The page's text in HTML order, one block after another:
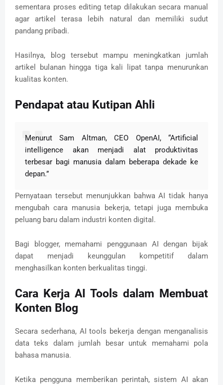
sementara proses editing tetap dilakukan secara manual
agar artikel terasa lebih natural dan memiliki sudut
pandang pribadi.
Hasilnya, blog tersebut mampu meningkatkan jumlah
artikel bulanan hingga tiga kali lipat tanpa menurunkan
kualitas konten.
Pendapat atau Kutipan Ahli
Menurut Sam Altman, CEO OpenAI, “Artificial
intelligence akan menjadi alat produktivitas
terbesar bagi manusia dalam beberapa dekade ke
depan.”
Pernyataan tersebut menunjukkan bahwa AI tidak hanya
mengubah cara manusia bekerja, tetapi juga membuka
peluang baru dalam industri konten digital.
Bagi blogger, memahami penggunaan AI dengan bijak
dapat menjadi keunggulan kompetitif dalam
menghasilkan konten berkualitas tinggi.
Cara Kerja AI Tools dalam Membuat
Konten Blog
Secara sederhana, AI tools bekerja dengan menganalisis
data teks dalam jumlah besar untuk memahami pola
bahasa manusia.
Ketika pengguna memberikan perintah, sistem AI akan